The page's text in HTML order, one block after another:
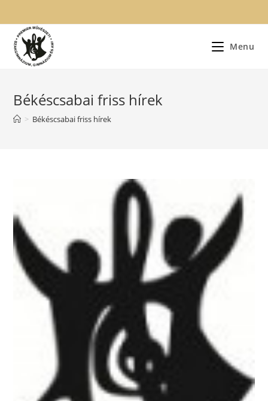
to
content
Menu
Békéscsabai friss hírek
> Békéscsabai friss hírek